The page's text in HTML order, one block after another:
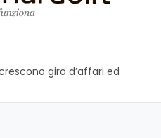
giro d’affari ed